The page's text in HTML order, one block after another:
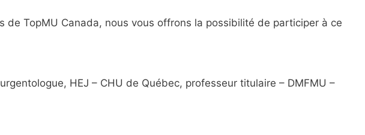
de TopMU Canada, nous vous offrons la possibilité de participer à ce
urgentologue, HEJ – CHU de Québec, professeur titulaire – DMFMU –